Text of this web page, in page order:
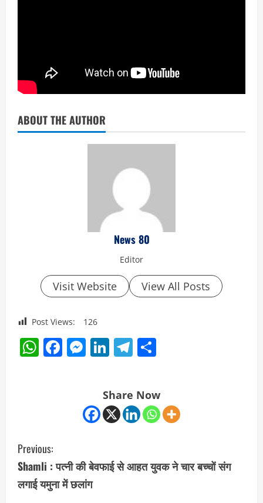
ABOUT THE AUTHOR
News 80
Editor
Visit Website View All Posts
Post Views: 126
WhatsApp
Facebook
Messenger
LinkedIn
Telegram
Share Now
C
o
n
Previous:
Shamli : पत्नी की बेवफाई से आहत युवक ने चार बच्चों संग
लगाई यमुना में छलांग